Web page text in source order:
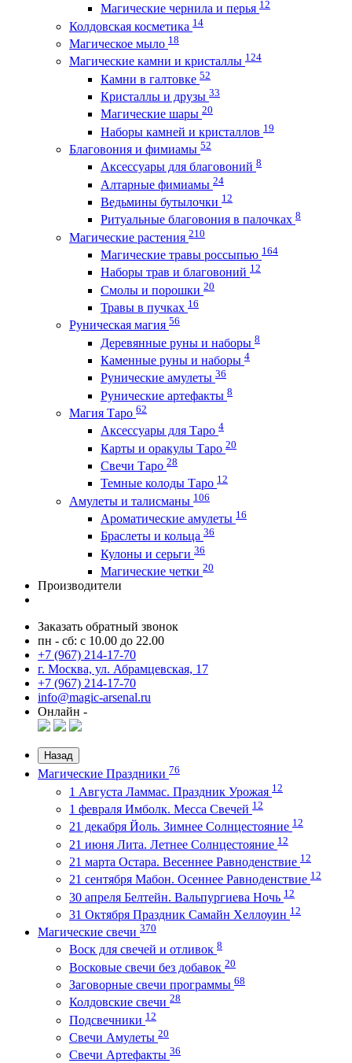
Магические чернила и перья 12
Колдовская косметика 14
Магическое мыло 18
Магические камни и кристаллы 124
Камни в галтовке 52
Кристаллы и друзы 33
Магические шары 20
Наборы камней и кристаллов 19
Благовония и фимиамы 52
Аксессуары для благовоний 8
Алтарные фимиамы 24
Ведьмины бутылочки 12
Ритуальные благовония в палочках 8
Магические растения 210
Магические травы россыпью 164
Наборы трав и благовоний 12
Смолы и порошки 20
Травы в пучках 16
Руническая магия 56
Деревянные руны и наборы 8
Каменные руны и наборы 4
Рунические амулеты 36
Рунические артефакты 8
Магия Таро 62
Аксессуары для Таро 4
Карты и оракулы Таро 20
Свечи Таро 28
Темные колоды Таро 12
Амулеты и талисманы 106
Ароматические амулеты 16
Браслеты и кольца 36
Кулоны и серьги 36
Магические четки 20
Производители
Заказать обратный звонок
пн - сб: с 10.00 до 22.00
+7 (967) 214-17-70
г. Москва, ул. Абрамцевская, 17
+7 (967) 214-17-70
info@magic-arsenal.ru
Онлайн -
Назад
Магические Праздники 76
1 Августа Ламмас. Праздник Урожая 12
1 февраля Имболк. Месса Свечей 12
21 декабря Йоль. Зимнее Солнцестояние 12
21 июня Лита. Летнее Солнцестояние 12
21 марта Остара. Весеннее Равноденствие 12
21 сентября Мабон. Осеннее Равноденствие 12
30 апреля Белтейн. Вальпургиева Ночь 12
31 Октября Праздник Самайн Хеллоуин 12
Магические свечи 370
Воск для свечей и отливок 8
Восковые свечи без добавок 20
Заговорные свечи программы 68
Колдовские свечи 28
Подсвечники 12
Свечи Амулеты 20
Свечи Артефакты 36